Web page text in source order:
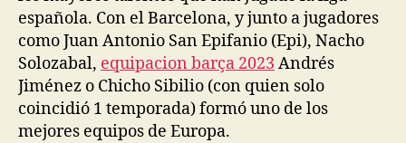
española. Con el Barcelona, y junto a jugadores
como Juan Antonio San Epifanio (Epi), Nacho
Solozabal, equipacion barça 2023 Andrés
Jiménez o Chicho Sibilio (con quien solo
coincidió 1 temporada) formó uno de los
mejores equipos de Europa.